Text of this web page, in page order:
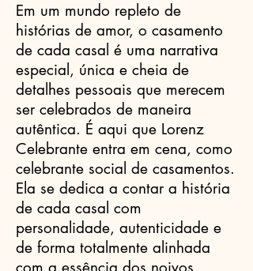
Em um mundo repleto de
histórias de amor, o casamento
de cada casal é uma narrativa
especial, única e cheia de
detalhes pessoais que merecem
ser celebrados de maneira
autêntica. É aqui que Lorenz
Celebrante entra em cena, como
celebrante social de casamentos.
Ela se dedica a contar a história
de cada casal com
personalidade, autenticidade e
de forma totalmente alinhada